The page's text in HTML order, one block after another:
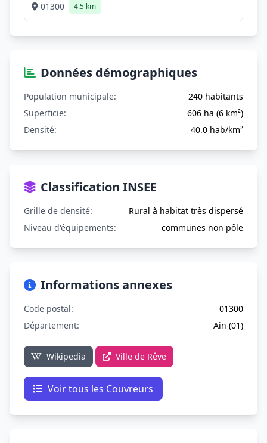
01300 4.5 km
Données démographiques
Population municipale:
240 habitants
Superficie:
606 ha (6 km²)
Densité:
40.0 hab/km²
Classification INSEE
Grille de densité:
Rural à habitat très dispersé
Niveau d'équipements:
communes non pôle
Informations annexes
Code postal:
01300
Département:
Ain (01)
Wikipedia Ville de Rêve
Voir tous les Couvreurs